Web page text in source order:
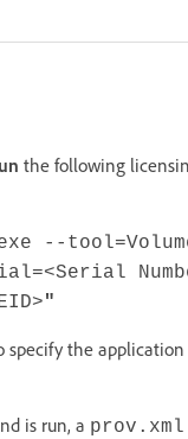
the following
--
"
specify the application
is run, a prov.xml